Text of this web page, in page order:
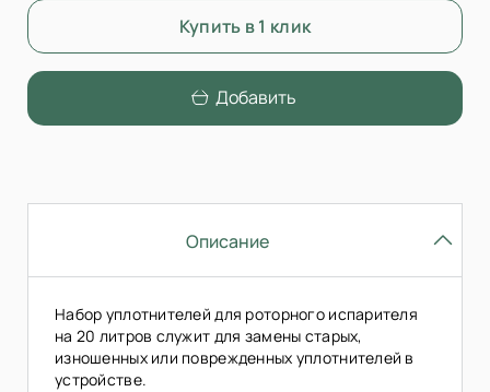
Купить в 1 клик
Добавить
Описание
Набор уплотнителей для роторного испарителя
на 20 литров служит для замены старых,
изношенных или поврежденных уплотнителей в
устройстве.